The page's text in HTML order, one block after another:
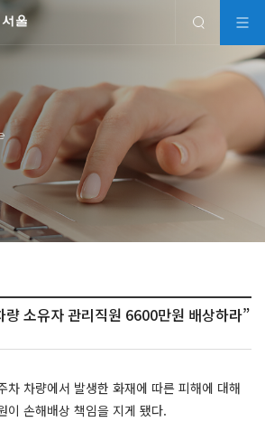
량 소유자 관리직원 6600만원 배상하라”
차 차량에서 발생한 화재에 따른 피해에 대해
이 손해배상 책임을 지게 됐다.